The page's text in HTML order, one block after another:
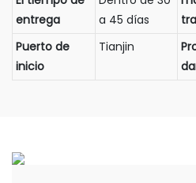
entrega
a 45 días
Puerto de
inicio
Tianjin